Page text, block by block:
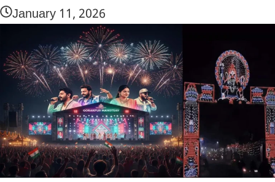
January 11, 2026